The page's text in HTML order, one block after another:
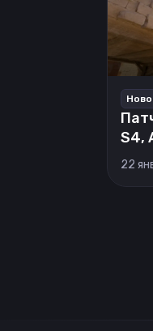
S4,
22